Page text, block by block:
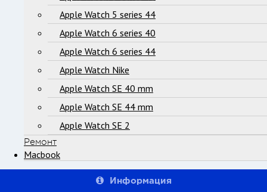
Apple Watch 5 series 44
Apple Watch 6 series 40
Apple Watch 6 series 44
Apple Watch Nike
Apple Watch SE 40 mm
Apple Watch SE 44 mm
Apple Watch SE 2
Ремонт
Macbook
Информация